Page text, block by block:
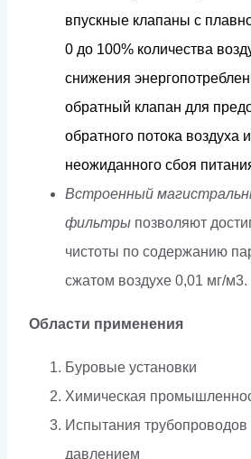
впускные клапаны с
0 до 100% количества возд
снижения энергопотребл
обратный клапан для пред
обратного потока воздуха и
неожиданного сбоя пит
Встроенный
фильтры позволяют
чистоты по содержанию
сжатом воздухе 0,01 мг/м3.
Области применения
Буровые установки
Химическая
Испытания трубопроводов
давлением